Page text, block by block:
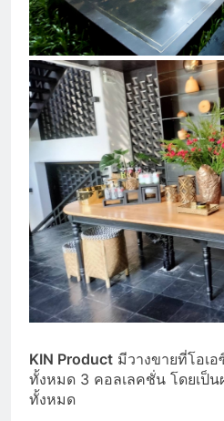
KIN Product มีวางขายที่โอเ
ทั้งหมด 3 คอลเลคชั่น โดยเป็
ทั้งหมด